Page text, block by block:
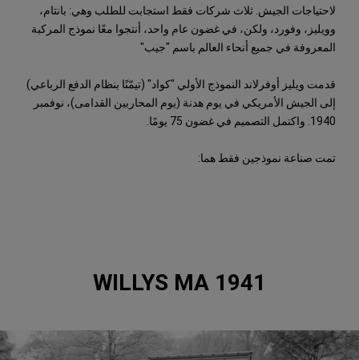
لاحتياجات الجيش. ثلاث شركات فقط استجابت للطلب وهي: بانتام،
وويليز، وفورد، ولكن، في غضون عام واحد، أنتجوا معًا نموذج المركبة
المعروفة في جميع أنحاء العالم باسم "جيب"
قدمت ويليز أوفرلاند النموذج الأولي "كواد" (تيمّنًا بنظام الدفع الرباعي)
إلى الجيش الأمريكي في يوم هدنة (يوم المحاربين القدامى)، نوفمبر
1940. واكتمل التصميم في غضون 75 يومًا.
تمت صناعة نموذجين فقط هما:
1941 WILLYS MA